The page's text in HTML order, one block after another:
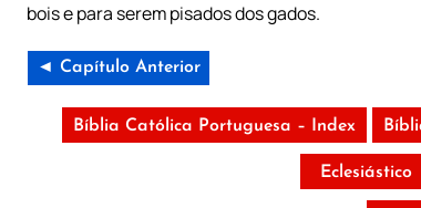
bois e para serem pisados dos gados.
◄ Capítulo Anterior
Bíblia Católica Portuguesa – Index
Eclesiástico